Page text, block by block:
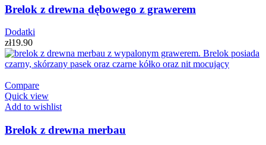
Brelok z drewna dębowego z grawerem
Dodatki
zł19.90
Compare
Quick view
Add to wishlist
Brelok z drewna merbau